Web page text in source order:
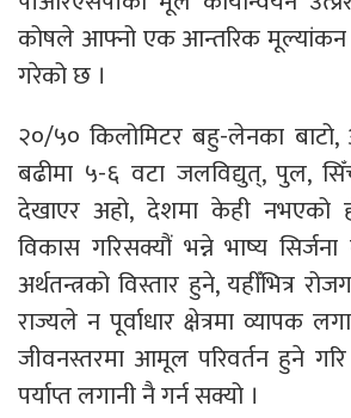
कोषले आफ्नो एक आन्तरिक मूल्यांकन
गरेको छ ।
२०/५० किलोमिटर बहु-लेनका
बढीमा ५-६ वटा जलविद्युत्, पुल,
देखाएर अहो, देशमा केही
विकास गरिसक्यौं भन्ने भाष्य
अर्थतन्त्रको विस्तार हुने, यहीँभित्र
राज्यले न पूर्वाधार क्षेत्रमा व्यापक
जीवनस्तरमा आमूल परिवर्तन हुने गरि
पर्याप्त लगानी नै गर्न सक्यो ।